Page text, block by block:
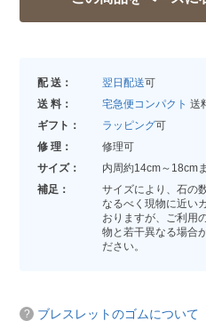
配 送： 翌日配送可
送 料：
宅急便コンパクト 送
ギフト：
ラッピング可
修 理：
修理可
サイズ：
内周約14cm～18cm
補足：
サイズにより、石の
なるべく現物に近い
おりますが、ご利用
物と若干異なる場合
ださい。
ブレスレットのゴムについて